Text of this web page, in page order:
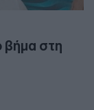
βήμα στη